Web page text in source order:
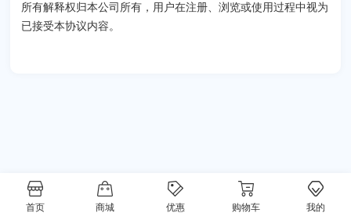
所有解释权归本公司所有，用户在注册、浏览或使用过程中视为
已接受本协议内容。
首页 商城 优惠 购物车 我的